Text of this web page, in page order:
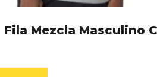
Fila Mezcla Masculino